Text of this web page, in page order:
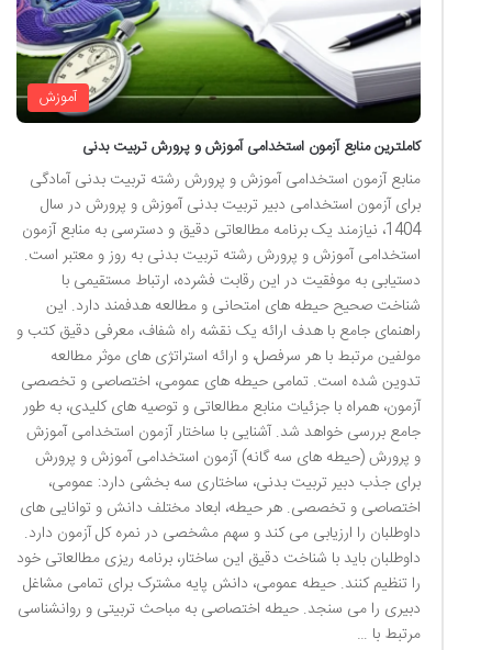
آموزش
کاملترین منابع آزمون استخدامی آموزش و پرورش تربیت بدنی
منابع آزمون استخدامی آموزش و پرورش رشته تربیت بدنی آمادگی
برای آزمون استخدامی دبیر تربیت بدنی آموزش و پرورش در سال
1404، نیازمند یک برنامه مطالعاتی دقیق و دسترسی به منابع آزمون
استخدامی آموزش و پرورش رشته تربیت بدنی به روز و معتبر است.
دستیابی به موفقیت در این رقابت فشرده، ارتباط مستقیمی با
شناخت صحیح حیطه های امتحانی و مطالعه هدفمند دارد. این
راهنمای جامع با هدف ارائه یک نقشه راه شفاف، معرفی دقیق کتب و
مولفین مرتبط با هر سرفصل، و ارائه استراتژی های موثر مطالعه
تدوین شده است. تمامی حیطه های عمومی، اختصاصی و تخصصی
آزمون، همراه با جزئیات منابع مطالعاتی و توصیه های کلیدی، به طور
جامع بررسی خواهد شد. آشنایی با ساختار آزمون استخدامی آموزش
و پرورش (حیطه های سه گانه) آزمون استخدامی آموزش و پرورش
برای جذب دبیر تربیت بدنی، ساختاری سه بخشی دارد: عمومی،
اختصاصی و تخصصی. هر حیطه، ابعاد مختلف دانش و توانایی های
داوطلبان را ارزیابی می کند و سهم مشخصی در نمره کل آزمون دارد.
داوطلبان باید با شناخت دقیق این ساختار، برنامه ریزی مطالعاتی خود
را تنظیم کنند. حیطه عمومی، دانش پایه مشترک برای تمامی مشاغل
دبیری را می سنجد. حیطه اختصاصی به مباحث تربیتی و روانشناسی
مرتبط با …